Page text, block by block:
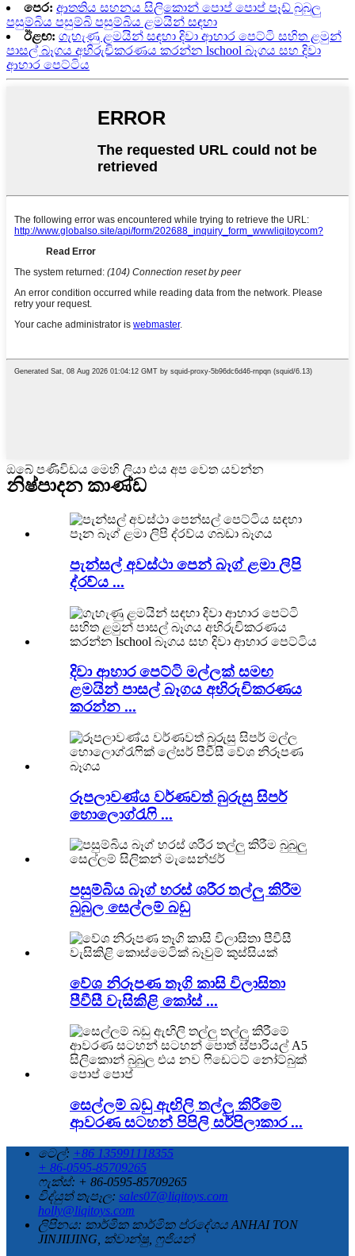
පෙර: ආතතිය සහනය සිලිකොන් පොප් පොප් පෑඩ් බුබුලු
පසුම්බිය පසුම්බි පසුම්බිය ළමයින් සඳහා
ඊළඟ: ගැහැණු ළමයින් සඳහා දිවා ආහාර පෙට්ටි සහිත ළමුන්
පාසල් බෑගය අභිරුචිකරණය කරන්න lschool බෑගය සහ දිවා
ආහාර පෙට්ටිය
ඔබේ පණිවිඩය මෙහි ලියා එය අප වෙත යවන්න
නිෂ්පාදන කාණ්ඩ
පැන්සල් අවස්ථා පෙන් බෑග් ළමා ලිපි
ද්රව්ය ...
දිවා ආහාර පෙට්ටි මල්ලක් සමඟ
ළමයින් පාසල් බෑගය අභිරුචිකරණය
කරන්න ...
රූපලාවණ්ය වර්ණවත් බුරුසු සිපර්
හොලොග්රැෆි ...
පසුම්බිය බෑග් හරස් ශරීර තල්ලු කිරීම
බුබුල සෙල්ලම් බඩු
වේශ නිරූපණ තෑගි කාසි විලාසිතා
පීවීසී වැසිකිළි කෝස් ...
සෙල්ලම් බඩු ඇඟිලි තල්ලු කිරීමේ
ආවරණ සටහන් පිපිලි සර්පිලාකාර ...
ටෙල්: +86 135991118355
+ 86-0595-85709265
ෆැක්ස්: + 86-0595-85709265
විද්යුත් තැපෑල: sales07@liqitoys.com
holly@liqitoys.com
ලිපිනය: කාර්මික කාර්මික ප්රදේශය ANHAI TON
JINJIIJING, ක්වාන්ෂු, ෆුජියන්